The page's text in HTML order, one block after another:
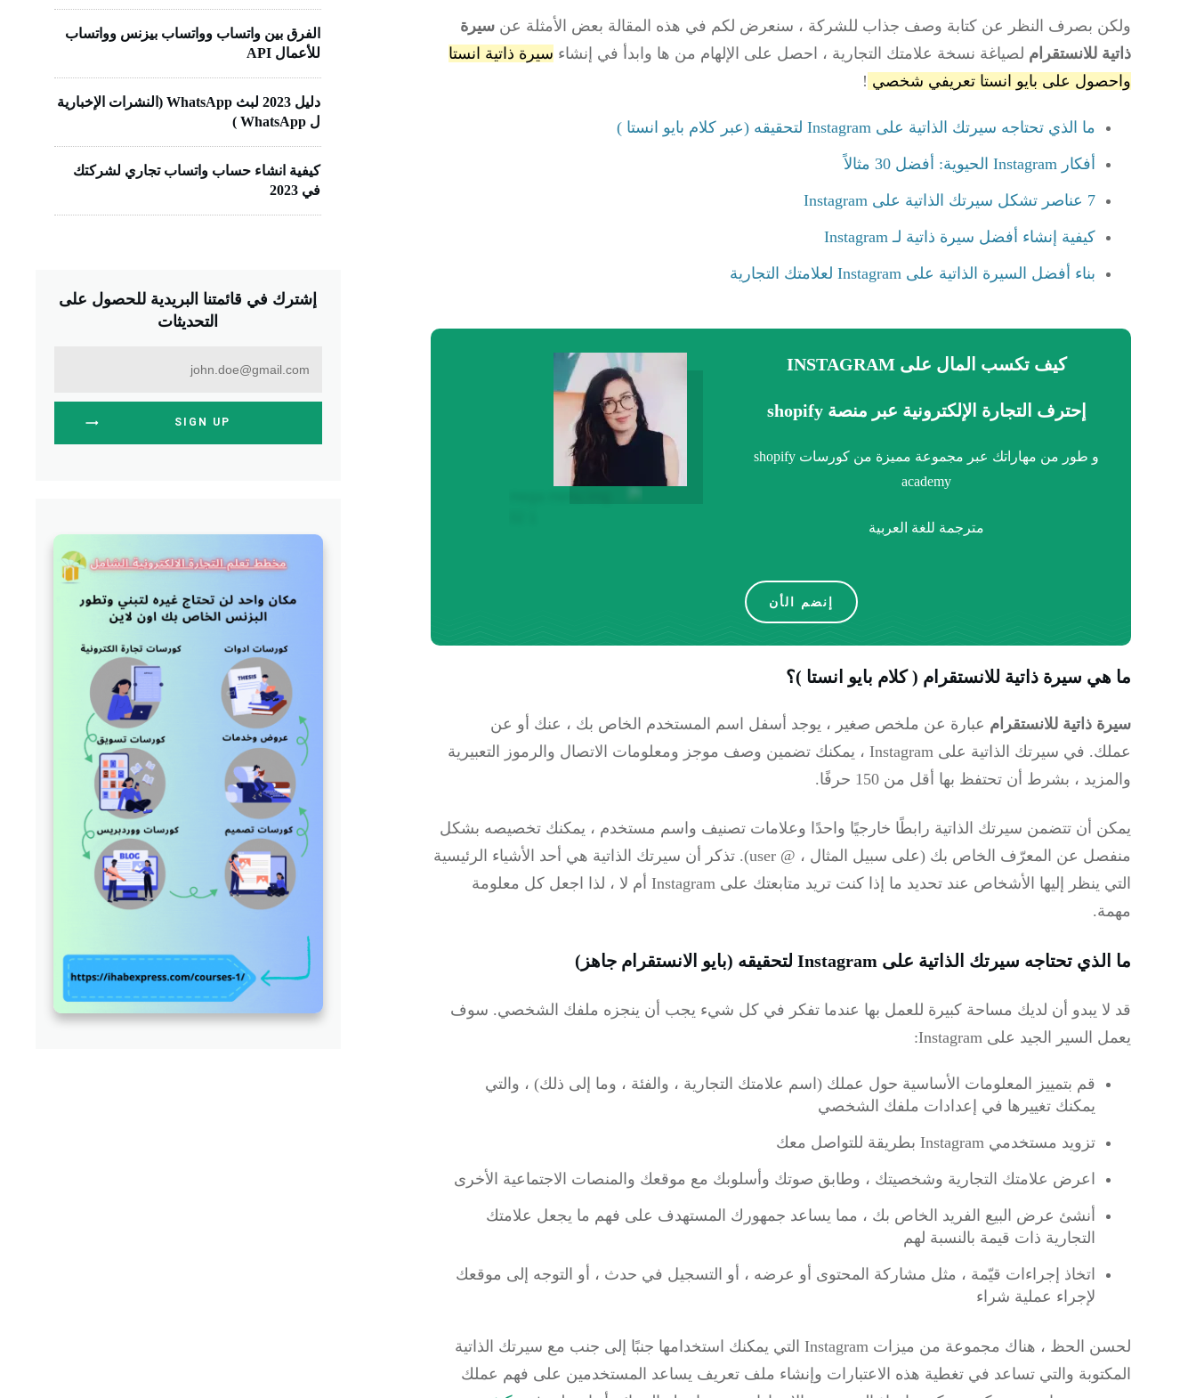
ولكن بصرف النظر عن كتابة وصف جذاب للشركة ، سنعرض لكم في هذه المقالة بعض الأمثلة عن سيرة
ذاتية للانستقرام لصياغة نسخة علامتك التجارية ، احصل على الإلهام من ها وابدأ في إنشاء سيرة ذاتية انستا
واحصول على بايو انستا تعريفي شخصي !
ما الذي تحتاجه سيرتك الذاتية على Instagram لتحقيقه (عبر كلام بايو انستا )
أفكار Instagram الحيوية: أفضل 30 مثالاً
7 عناصر تشكل سيرتك الذاتية على Instagram
كيفية إنشاء أفضل سيرة ذاتية لـ Instagram
بناء أفضل السيرة الذاتية على Instagram لعلامتك التجارية
كيف تكسب المال على INSTAGRAM
إحترف التجارة الإلكترونية عبر منصة shopify
و طور من مهاراتك عبر مجموعة مميزة من كورسات shopify
academy
مترجمة للغة العربية
إنضم الأن
ما هي سيرة ذاتية للانستقرام ( كلام بايو انستا )؟
سيرة ذاتية للانستقرام عبارة عن ملخص صغير ، يوجد أسفل اسم المستخدم الخاص بك ، عنك أو عن
عملك.
في سيرتك الذاتية على Instagram ، يمكنك تضمين وصف موجز ومعلومات الاتصال والرموز التعبيرية
والمزيد ، بشرط أن تحتفظ بها أقل من 150 حرفًا.
يمكن أن تتضمن سيرتك الذاتية رابطًا خارجيًا واحدًا وعلامات تصنيف واسم مستخدم ، يمكنك تخصيصه بشكل
منفصل عن المعرّف الخاص بك (على سبيل المثال ، @ user).
تذكر أن سيرتك الذاتية هي أحد الأشياء الرئيسية
التي ينظر إليها الأشخاص عند تحديد ما إذا كنت تريد متابعتك على Instagram أم لا ، لذا اجعل كل معلومة
مهمة.
ما الذي تحتاجه سيرتك الذاتية على Instagram لتحقيقه ( بايو الانستقرام جاهز)
قد لا يبدو أن لديك مساحة كبيرة للعمل بها عندما تفكر في كل شيء يجب أن ينجزه ملفك الشخصي. سوف
يعمل السير الجيد على Instagram:
قم بتمييز المعلومات الأساسية حول عملك (اسم علامتك التجارية ، والفئة ، وما إلى ذلك) ، والتي
يمكنك تغييرها في إعدادات ملفك الشخصي
تزويد مستخدمي Instagram بطريقة للتواصل معك
اعرض علامتك التجارية وشخصيتك ، وطابق صوتك وأسلوبك مع موقعك والمنصات الاجتماعية الأخرى
أنشئ عرض البيع الفريد الخاص بك ، مما يساعد جمهورك المستهدف على فهم ما يجعل علامتك
التجارية ذات قيمة بالنسبة لهم
اتخاذ إجراءات قيّمة ، مثل مشاركة المحتوى أو عرضه ، أو التسجيل في حدث ، أو التوجه إلى موقعك
لإجراء عملية شراء
لحسن الحظ ، هناك مجموعة من ميزات Instagram التي يمكنك استخدامها جنبًا إلى جنب مع سيرتك الذاتية
المكتوبة والتي تساعد في تغطية هذه الاعتبارات وإنشاء ملف تعريف يساعد المستخدمين على فهم عملك
الفرق بين واتساب وواتساب بيزنس وواتساب
للأعمال API
دليل 2023 لبث WhatsApp (النشرات الإخبارية
ل WhatsApp )
كيفية انشاء حساب واتساب تجاري لشركتك
في 2023
إشترك في قائمتنا البريدية للحصول على
التحديثات
SIGN UP